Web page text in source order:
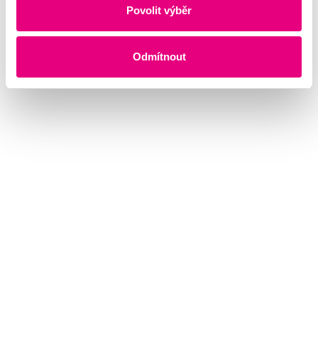
Povolit výběr
Odmítnout